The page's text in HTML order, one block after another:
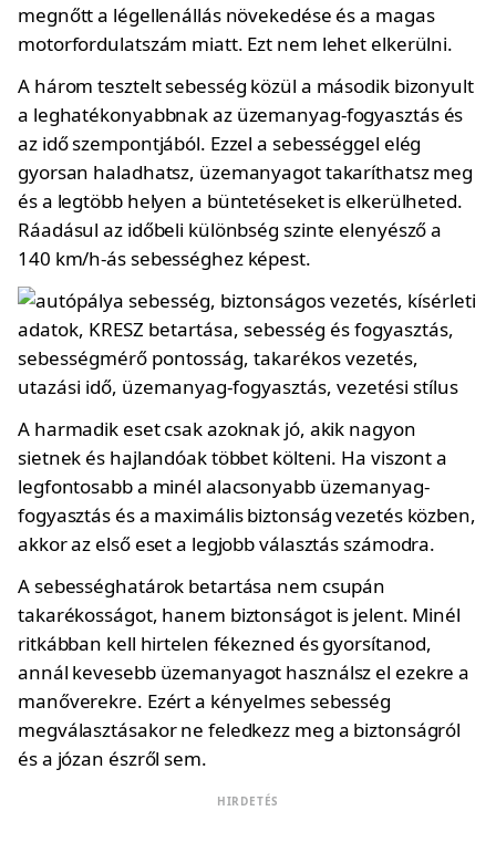
megnőtt a légellenállás növekedése és a magas
motorfordulatszám miatt. Ezt nem lehet elkerülni.
A három tesztelt sebesség közül a második bizonyult
a leghatékonyabbnak az üzemanyag-fogyasztás és
az idő szempontjából. Ezzel a sebességgel elég
gyorsan haladhatsz, üzemanyagot takaríthatsz meg
és a legtöbb helyen a büntetéseket is elkerülheted.
Ráadásul az időbeli különbség szinte elenyésző a
140 km/h-ás sebességhez képest.
A harmadik eset csak azoknak jó, akik nagyon
sietnek és hajlandóak többet költeni. Ha viszont a
legfontosabb a minél alacsonyabb üzemanyag-
fogyasztás és a maximális biztonság vezetés közben,
akkor az első eset a legjobb választás számodra.
A sebességhatárok betartása nem csupán
takarékosságot, hanem biztonságot is jelent. Minél
ritkábban kell hirtelen fékezned és gyorsítanod,
annál kevesebb üzemanyagot használsz el ezekre a
manőverekre. Ezért a kényelmes sebesség
megválasztásakor ne feledkezz meg a biztonságról
és a józan észről sem.
HIRDETÉS